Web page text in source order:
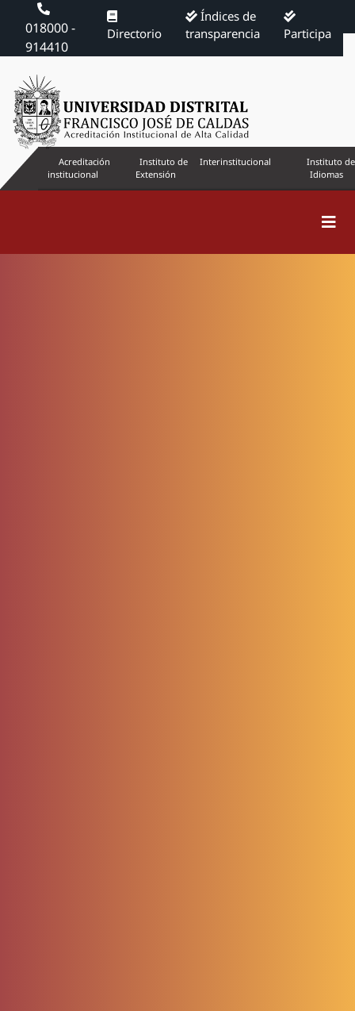
018000 -
914410
Directorio
Índices de
transparencia
Participa
Acreditación
institucional
Instituto de
Extensión
Interinstitucional
Instituto de
Idiomas